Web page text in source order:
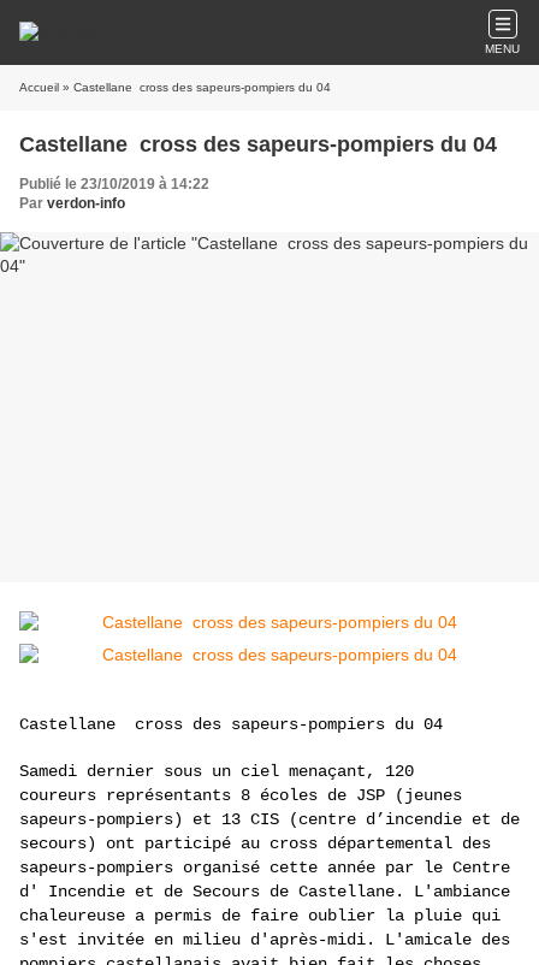
MENU
Accueil » Castellane cross des sapeurs-pompiers du 04
Castellane cross des sapeurs-pompiers du 04
Publié le 23/10/2019 à 14:22
Par verdon-info
Castellane cross des sapeurs-pompiers du 04
Samedi dernier sous un ciel menaçant, 120
coureurs représentants 8 écoles de JSP (jeunes
sapeurs-pompiers) et 13 CIS (centre d’incendie et de
secours) ont participé au cross départemental des
sapeurs-pompiers organisé cette année par le Centre
d' Incendie et de Secours de Castellane. L'ambiance
chaleureuse a permis de faire oublier la pluie qui
s'est invitée en milieu d'après-midi. L'amicale des